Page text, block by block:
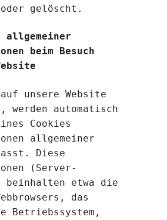
gelöscht.
allgemeiner
beim Besuch
unsere Website
werden automatisch
Cookies
allgemeiner
Diese
(Server-
etwa die
das
Betriebssystem,